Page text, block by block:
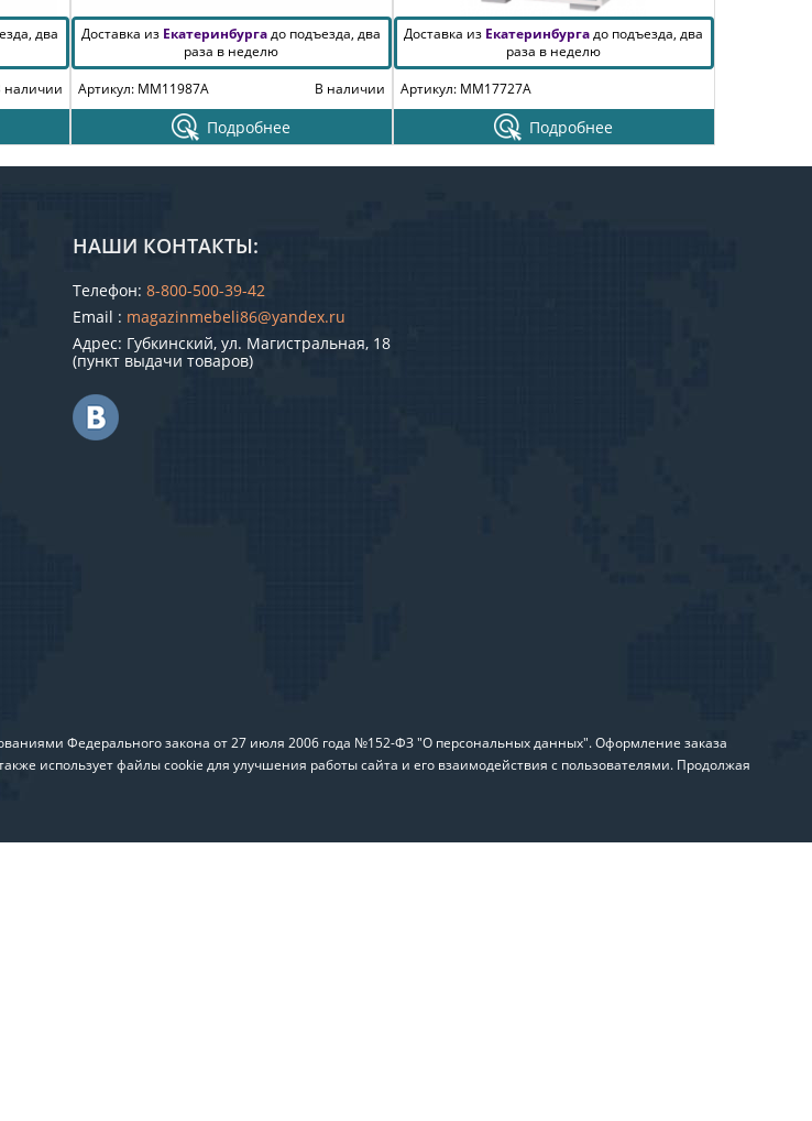
два
наличии
Доставка из Екатеринбургадо подъезда, два
раза в неделю
Артикул: MM11987A
В наличии
Подробнее
Доставка из Екатеринбургадо подъезда, два
раза в неделю
Артикул: MM17727A
Подробнее
НАШИ КОНТАКТЫ:
Телефон: 8-800-500-39-42
Email : magazinmebeli86@yandex.ru
Адрес: Губкинский, ул. Магистральная, 18
(пункт выдачи товаров)
Федерального закона от 27 июля 2006 года №152-ФЗ "О персональных данных". Оформление заказа
использует файлы cookie для улучшения работы сайта и его взаимодействия с пользователями. Продолжая